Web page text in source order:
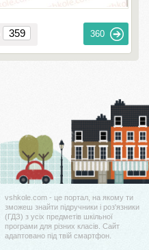
360
vshkole.com - це портал, на якому ти
зможеш знайти підручники і роз'язники
(ГДЗ) з усіх предметів шкільної
програми для різних класів. Сайт
адаптовано під твій смартфон.